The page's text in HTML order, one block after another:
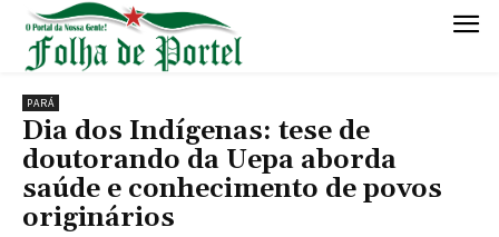
PARÁ
Dia dos Indígenas: tese de
doutorando da Uepa aborda
saúde e conhecimento de povos
originários